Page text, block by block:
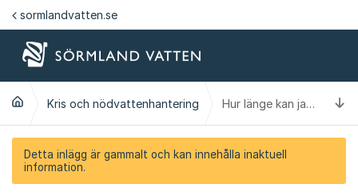
Hoppa till innehåll
sormlandvatten.se
Kris och nödvattenhantering Hur länge kan jag ha en dunk med vatten i kylen?
Detta inlägg är gammalt och kan innehålla inaktuell
information.